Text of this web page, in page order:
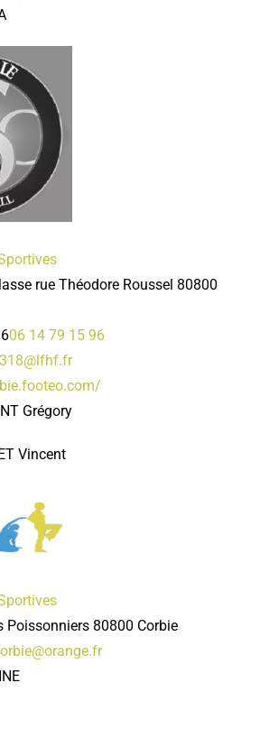
rue Théodore Roussel 80800
06 14 79 15 96
Grégory
Vincent
Poissonniers 80800 Corbie